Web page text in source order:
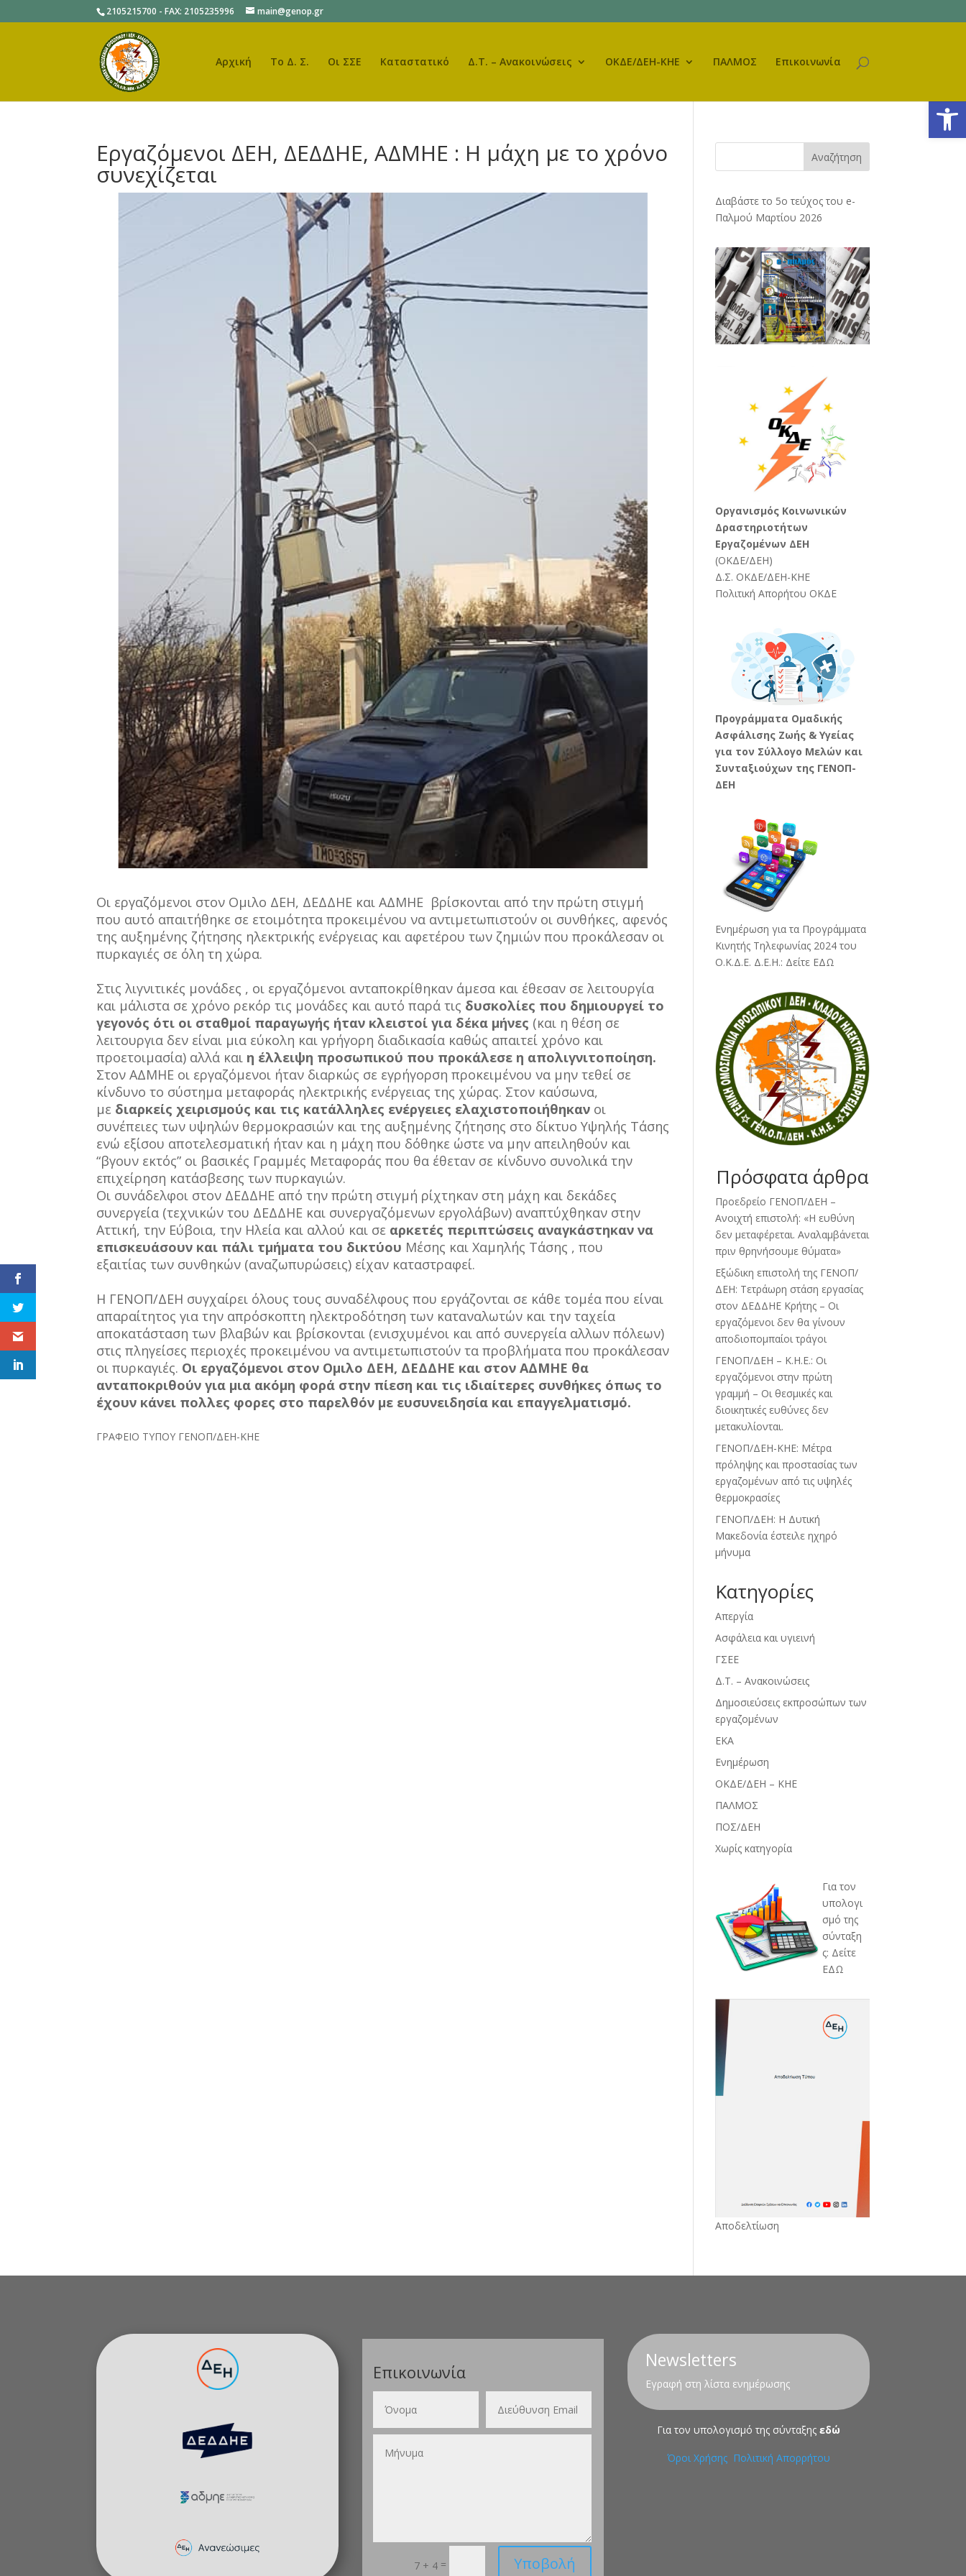
2105215700 - FAX: 2105235996 main@genop.gr
Αρχική Το Δ. Σ. Οι ΣΣΕ Καταστατικό Δ.Τ. – Ανακοινώσεις ΟΚΔΕ/ΔΕΗ-ΚΗΕ ΠΑΛΜΟΣ Επικοινωνία
Εργαζόμενοι ΔΕΗ, ΔΕΔΔΗΕ, ΑΔΜΗΕ : Η μάχη με το χρόνο
συνεχίζεται
Οι εργαζόμενοι στον Ομιλο ΔΕΗ, ΔΕΔΔΗΕ και ΑΔΜΗΕ βρίσκονται από την πρώτη στιγμή
που αυτό απαιτήθηκε σε ετοιμότητα προκειμένου να αντιμετωπιστούν οι συνθήκες, αφενός
της αυξημένης ζήτησης ηλεκτρικής ενέργειας και αφετέρου των ζημιών που προκάλεσαν οι
πυρκαγιές σε όλη τη χώρα.
Στις λιγνιτικές μονάδες , οι εργαζόμενοι ανταποκρίθηκαν άμεσα και έθεσαν σε λειτουργία
και μάλιστα σε χρόνο ρεκόρ τις μονάδες και αυτό παρά τις δυσκολίες που δημιουργεί το
γεγονός ότι οι σταθμοί παραγωγής ήταν κλειστοί για δέκα μήνες (και η θέση σε
λειτουργια δεν είναι μια εύκολη και γρήγορη διαδικασία καθώς απαιτεί χρόνο και
προετοιμασία) αλλά και η έλλειψη προσωπικού που προκάλεσε η απολιγνιτοποίηση.
Στον ΑΔΜΗΕ οι εργαζόμενοι ήταν διαρκώς σε εγρήγορση προκειμένου να μην τεθεί σε
κίνδυνο το σύστημα μεταφοράς ηλεκτρικής ενέργειας της χώρας. Στον καύσωνα,
με διαρκείς χειρισμούς και τις κατάλληλες ενέργειες ελαχιστοποιήθηκαν οι
συνέπειες των υψηλών θερμοκρασιών και της αυξημένης ζήτησης στο δίκτυο Υψηλής Τάσης
ενώ εξίσου αποτελεσματική ήταν και η μάχη που δόθηκε ώστε να μην απειληθούν και
“βγουν εκτός” οι βασικές Γραμμές Μεταφοράς που θα έθεταν σε κίνδυνο συνολικά την
επιχείρηση κατάσβεσης των πυρκαγιών.
Οι συνάδελφοι στον ΔΕΔΔΗΕ από την πρώτη στιγμή ρίχτηκαν στη μάχη και δεκάδες
συνεργεία (τεχνικών του ΔΕΔΔΗΕ και συνεργαζόμενων εργολάβων) αναπτύχθηκαν στην
Αττική, την Εύβοια, την Ηλεία και αλλού και σε αρκετές περιπτώσεις αναγκάστηκαν να
επισκευάσουν και πάλι τμήματα του δικτύου Μέσης και Χαμηλής Τάσης , που
εξαιτίας των συνθηκών (αναζωπυρώσεις) είχαν καταστραφεί.
Η ΓΕΝΟΠ/ΔΕΗ συγχαίρει όλους τους συναδέλφους που εργάζονται σε κάθε τομέα που είναι
απαραίτητος για την απρόσκοπτη ηλεκτροδότηση των καταναλωτών και την ταχεία
αποκατάσταση των βλαβών και βρίσκονται (ενισχυμένοι και από συνεργεία αλλων πόλεων)
στις πληγείσες περιοχές προκειμένου να αντιμετωπιστούν τα προβλήματα που προκάλεσαν
οι πυρκαγιές. Οι εργαζόμενοι στον Ομιλο ΔΕΗ, ΔΕΔΔΗΕ και στον ΑΔΜΗΕ θα
ανταποκριθούν για μια ακόμη φορά στην πίεση και τις ιδιαίτερες συνθήκες όπως το
έχουν κάνει πολλες φορες στο παρελθόν με ευσυνειδησία και επαγγελματισμό.
ΓΡΑΦΕΙΟ ΤΥΠΟΥ ΓΕΝΟΠ/ΔΕΗ-ΚΗΕ
Αναζήτηση
Διαβάστε το 5ο τεύχος του e-
Παλμού Μαρτίου 2026
Oργανισμός Κοινωνικών
Δραστηριοτήτων
Εργαζομένων ΔΕΗ
(ΟΚΔΕ/ΔΕΗ)
Δ.Σ. ΟΚΔΕ/ΔΕΗ-ΚΗΕ
Πολιτική Απορήτου ΟΚΔΕ
Προγράμματα Ομαδικής
Ασφάλισης Ζωής & Υγείας
για τον Σύλλογο Μελών και
Συνταξιούχων της ΓΕΝΟΠ-
ΔΕΗ
Ενημέρωση για τα Προγράμματα
Κινητής Τηλεφωνίας 2024 του
Ο.Κ.Δ.Ε. Δ.Ε.Η.: Δείτε ΕΔΩ
Πρόσφατα άρθρα
Προεδρείο ΓΕΝΟΠ/ΔΕΗ –
Ανοιχτή επιστολή: «Η ευθύνη
δεν μεταφέρεται. Αναλαμβάνεται
πριν θρηνήσουμε θύματα»
Εξώδικη επιστολή της ΓΕΝΟΠ/
ΔΕΗ: Τετράωρη στάση εργασίας
στον ΔΕΔΔΗΕ Κρήτης – Οι
εργαζόμενοι δεν θα γίνουν
αποδιοπομπαίοι τράγοι
ΓΕΝΟΠ/ΔΕΗ – Κ.Η.Ε.: Οι
εργαζόμενοι στην πρώτη
γραμμή – Οι θεσμικές και
διοικητικές ευθύνες δεν
μετακυλίονται.
ΓΕΝΟΠ/ΔΕΗ-ΚΗΕ: Μέτρα
πρόληψης και προστασίας των
εργαζομένων από τις υψηλές
θερμοκρασίες
ΓΕΝΟΠ/ΔΕΗ: Η Δυτική
Μακεδονία έστειλε ηχηρό
μήνυμα
Kατηγορίες
Απεργία
Ασφάλεια και υγιεινή
ΓΣΕΕ
Δ.Τ. – Ανακοινώσεις
Δημοσιεύσεις εκπροσώπων των
εργαζομένων
ΕΚΑ
Ενημέρωση
ΟΚΔΕ/ΔΕΗ – ΚΗΕ
ΠΑΛΜΟΣ
ΠΟΣ/ΔΕΗ
Χωρίς κατηγορία
Για τον
υπολογι
σμό της
σύνταξη
ς: Δείτε
ΕΔΩ
Αποδελτίωση
Επικοινωνία
7 + 4 = Υποβολή
Newsletters
Εγραφή στη λίστα ενημέρωσης
Για τον υπολογισμό της σύνταξης εδώ
Όροι Χρήσης Πολιτική Απορρήτου